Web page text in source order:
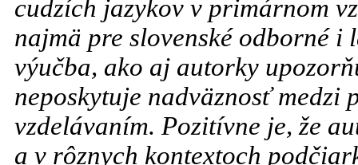
cudzích jazykov v primárnom
najmä pre slovenské odborné i
výučba, ako aj autorky
neposkytuje nadväznosť
vzdelávaním. Pozitívne je, že
a v rôznych kontextoch